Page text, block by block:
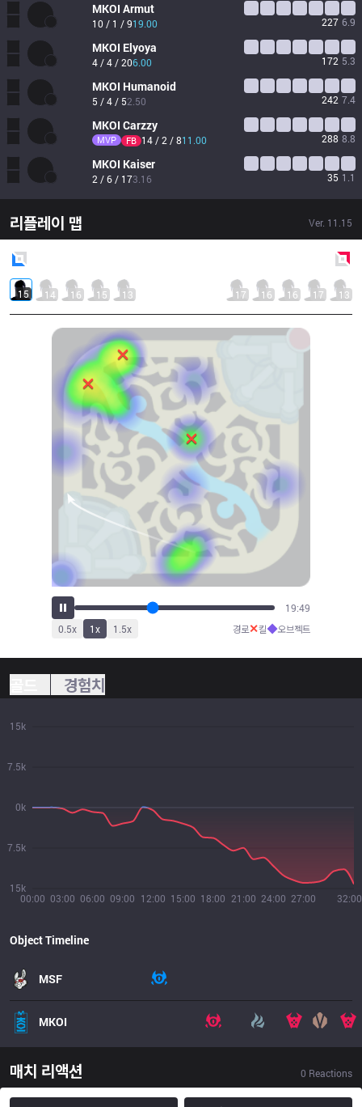
MKOI Armut
10 / 1 / 919.00 227 6.9
MKOI Elyoya
4 / 4 / 206.00 172 5.3
MKOI Humanoid
5 / 4 / 52.50 242 7.4
MKOI Carzzy
MVP FB 14 / 2 / 811.00 288 8.8
MKOI Kaiser
2 / 6 / 173.16 35 1.1
리플레이 맵 Ver. 11.15
15 14 16 15 13 17 16 16 17 13
21:52
0.5x 1x 1.5x 경로✕킬◆오브젝트
경험치
00:00 03:00 06:00 09:00 12:00 15:00 18:00 21:00 24:00 27:00 32:00
15k
7.5k
0k
7.5k
15k
Object Timeline
MSF
MKOI
매치 리액션 0 Reactions